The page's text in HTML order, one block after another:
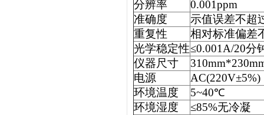
分辨率
0.001ppm
准确度
示值误差不超
重复性
相对标准偏差
光学稳定性≤0.001A/20分
仪器尺寸
电源
AC(220V±5%)
环境温度
5~40℃
环境湿度
≤85%无冷凝